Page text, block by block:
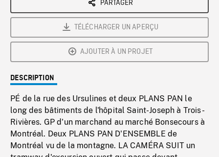
PARTAGER
TÉLÉCHARGER UN APERÇU
AJOUTER À UN PROJET
DESCRIPTION
PÉ de la rue des Ursulines et deux PLANS PAN le
long des bâtiments de l'hôpital Saint-Joseph à Trois-
Rivières. GP d'un marchand au marché Bonsecours à
Montréal. Deux PLANS PAN D'ENSEMBLE de
Montréal vu de la montagne. LA CAMÉRA SUIT un